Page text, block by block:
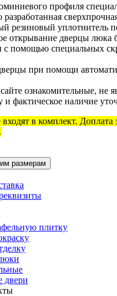
профиля
разработанная
резиновый уплотнитель
открывание дверцы люка
с помощью специальных
при помощи
ознакомительные, не
фактическое наличие
в комплект.
плитку
двери